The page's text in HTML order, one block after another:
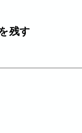
残す